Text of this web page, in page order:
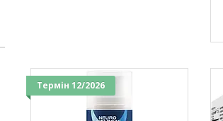
Термін 12/2026